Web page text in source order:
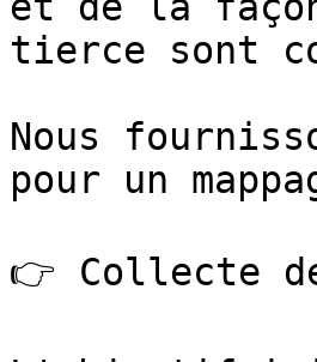
tierce sont
Nous
pour un
👉 Collecte